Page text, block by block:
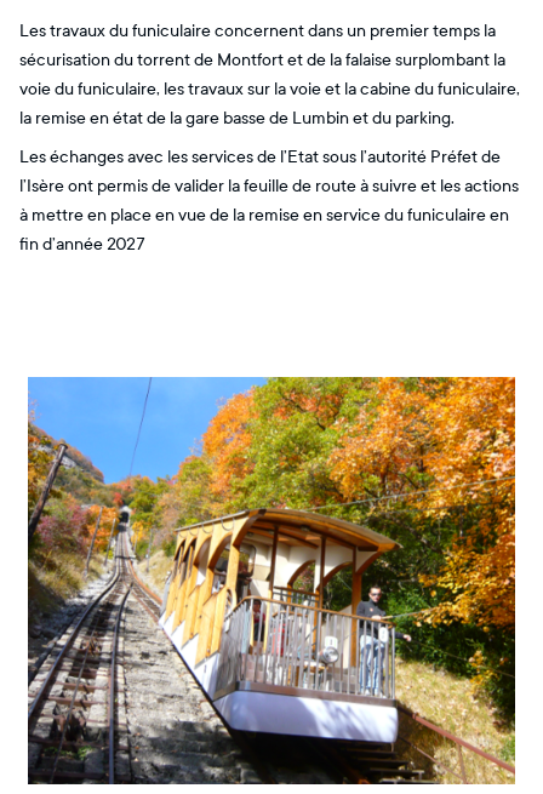
Les travaux du funiculaire concernent dans un premier temps la
sécurisation du torrent de Montfort et de la falaise surplombant la
voie du funiculaire, les travaux sur la voie et la cabine du funiculaire,
la remise en état de la gare basse de Lumbin et du parking.
Les échanges avec les services de l’Etat sous l’autorité Préfet de
l’Isère ont permis de valider la feuille de route à suivre et les actions
à mettre en place en vue de la remise en service du funiculaire en
fin d’année 2027